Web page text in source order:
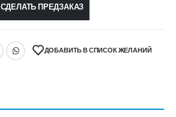
СДЕЛАТЬ ПРЕДЗАКАЗ
ДОБАВИТЬ В СПИСОК ЖЕЛАНИЙ